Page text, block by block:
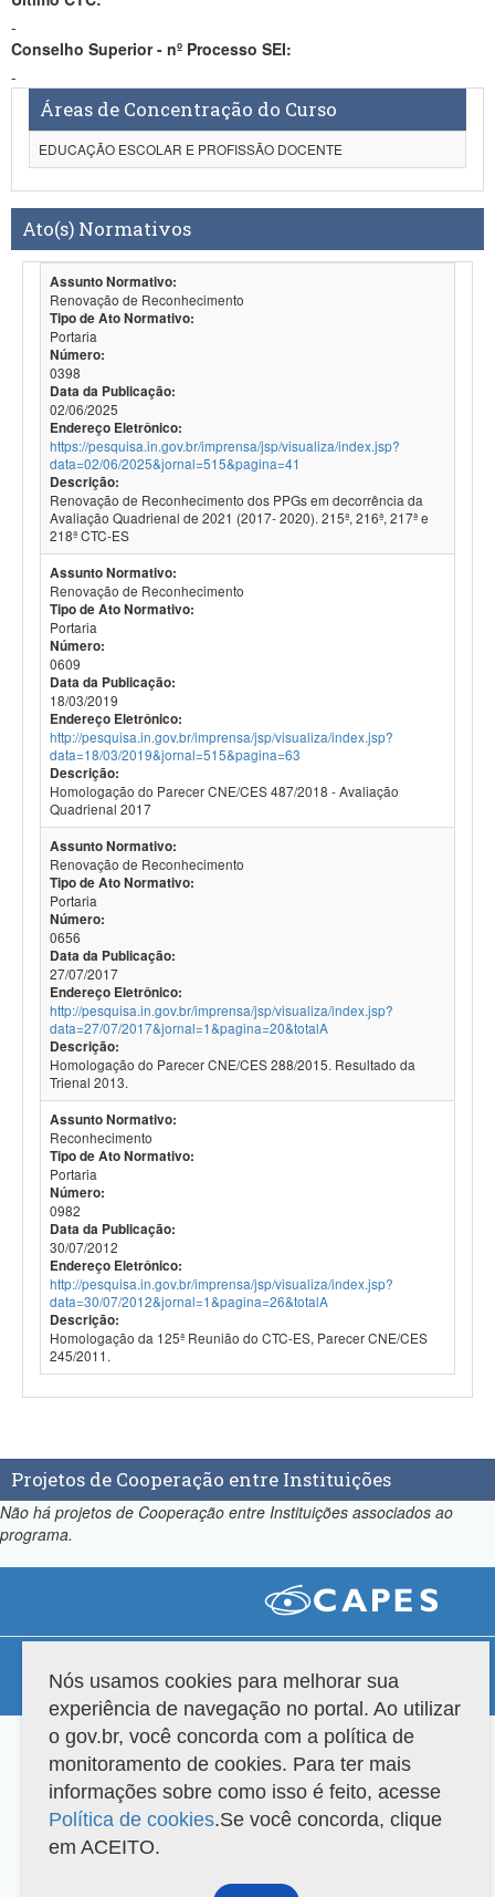
-
Conselho Superior - nº Processo SEI:
-
Áreas de Concentração do Curso
EDUCAÇÃO ESCOLAR E PROFISSÃO DOCENTE
Ato(s) Normativos
Assunto Normativo:
Renovação de Reconhecimento
Tipo de Ato Normativo:
Portaria
Número:
0398
Data da Publicação:
02/06/2025
Endereço Eletrônico:
https://pesquisa.in.gov.br/imprensa/jsp/visualiza/index.jsp?
data=02/06/2025&jornal=515&pagina=41
Descrição:
Renovação de Reconhecimento dos PPGs em decorrência da
Avaliação Quadrienal de 2021 (2017- 2020). 215ª, 216ª, 217ª e
218ª CTC-ES
Assunto Normativo:
Renovação de Reconhecimento
Tipo de Ato Normativo:
Portaria
Número:
0609
Data da Publicação:
18/03/2019
Endereço Eletrônico:
http://pesquisa.in.gov.br/imprensa/jsp/visualiza/index.jsp?
data=18/03/2019&jornal=515&pagina=63
Descrição:
Homologação do Parecer CNE/CES 487/2018 - Avaliação
Quadrienal 2017
Assunto Normativo:
Renovação de Reconhecimento
Tipo de Ato Normativo:
Portaria
Número:
0656
Data da Publicação:
27/07/2017
Endereço Eletrônico:
http://pesquisa.in.gov.br/imprensa/jsp/visualiza/index.jsp?
data=27/07/2017&jornal=1&pagina=20&totalA
Descrição:
Homologação do Parecer CNE/CES 288/2015. Resultado da
Trienal 2013.
Assunto Normativo:
Reconhecimento
Tipo de Ato Normativo:
Portaria
Número:
0982
Data da Publicação:
30/07/2012
Endereço Eletrônico:
http://pesquisa.in.gov.br/imprensa/jsp/visualiza/index.jsp?
data=30/07/2012&jornal=1&pagina=26&totalA
Descrição:
Homologação da 125ª Reunião do CTC-ES, Parecer CNE/CES
245/2011.
Projetos de Cooperação entre Instituições
Não há projetos de Cooperação entre Instituições associados ao
programa.
Versão do sistema: 3.88.9 Copyright 2022 Capes. Todos os direitos reservados.
Nós usamos cookies para melhorar sua
experiência de navegação no portal. Ao utilizar
o gov.br, você concorda com a política de
monitoramento de cookies. Para ter mais
informações sobre como isso é feito, acesse
Política de cookies.Se você concorda, clique
em ACEITO.